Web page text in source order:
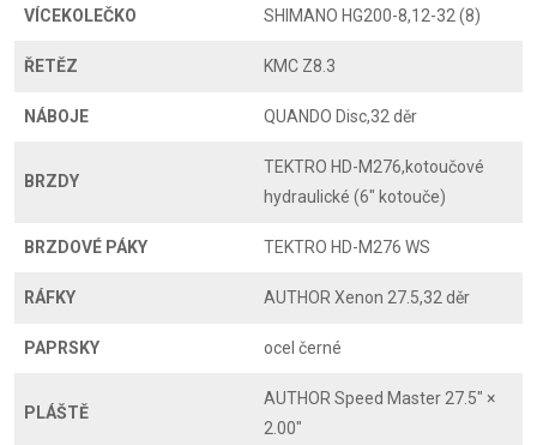
VÍCEKOLEČKO SHIMANO HG200-8,12-32 (8)
ŘETĚZ KMC Z8.3
NÁBOJE QUANDO Disc,32 děr
BRZDY
TEKTRO HD-M276,kotoučové
hydraulické (6" kotouče)
BRZDOVÉ PÁKY TEKTRO HD-M276 WS
RÁFKY AUTHOR Xenon 27.5,32 děr
PAPRSKY ocel černé
PLÁŠTĚ
AUTHOR Speed Master 27.5" ×
2.00"